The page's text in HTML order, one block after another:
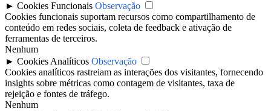
► Cookies Funcionais Observação
Cookies funcionais suportam recursos como compartilhamento de
conteúdo em redes sociais, coleta de feedback e ativação de
ferramentas de terceiros.
Nenhum
► Cookies Analíticos Observação
Cookies analíticos rastreiam as interações dos visitantes, fornecendo
insights sobre métricas como contagem de visitantes, taxa de
rejeição e fontes de tráfego.
Nenhum